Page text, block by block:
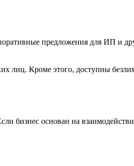
предложения для ИП и
лиц. Кроме этого, доступны
бизнес основан на